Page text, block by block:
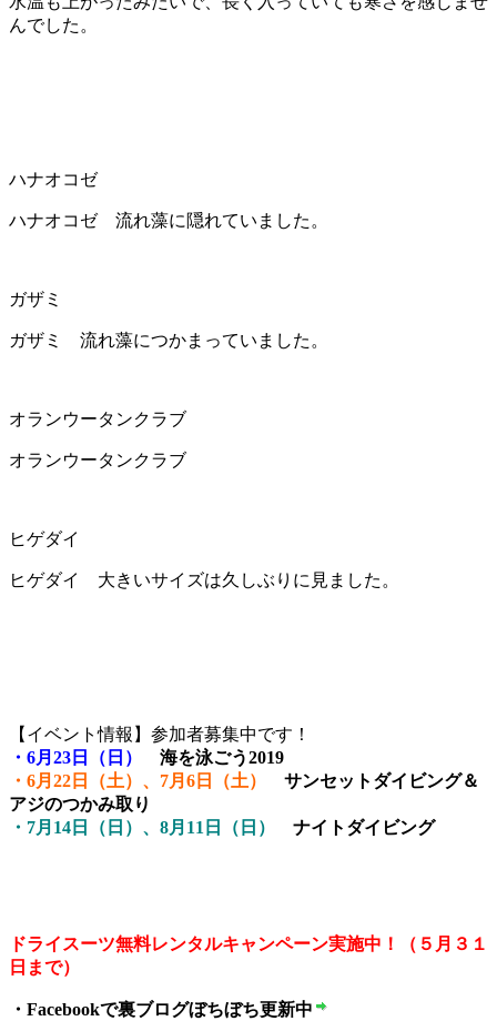
んでした。
ハナオコゼ
ハナオコゼ 流れ藻に隠れていました。
ガザミ
ガザミ 流れ藻につかまっていました。
オランウータンクラブ
オランウータンクラブ
ヒゲダイ
ヒゲダイ 大きいサイズは久しぶりに見ました。
【イベント情報】参加者募集中です！
・6月23日（日）
海を泳ごう2019
・6月22日（土）、7月6日（土）
サンセットダイビング＆
アジのつかみ取り
・7月14日（日）、8月11日（日）
ナイトダイビング
ドライスーツ無料レンタルキャンペーン実施中！（５月３１
日まで）
・Facebookで裏ブログぼちぼち更新中